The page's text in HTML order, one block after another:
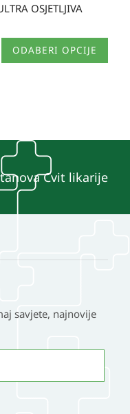
OSJETLJIVA
ODABERI OPCIJE
Ovaj
proizvod
mogu
odabrati
Cvit likarije
savjete, najnovije